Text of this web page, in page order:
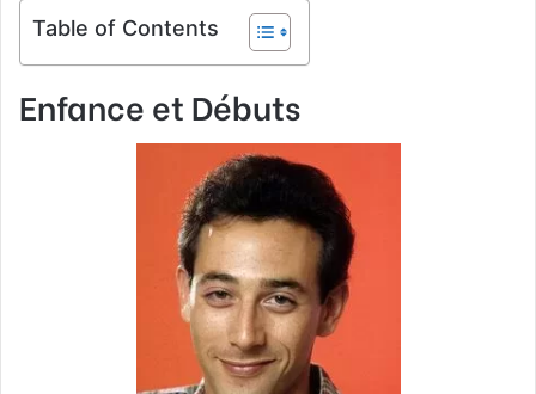
Table of Contents
Enfance et Débuts